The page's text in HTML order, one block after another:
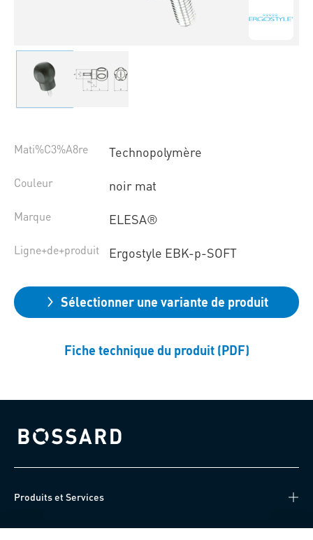
Mati%C3%A8re Technopolymère
Couleur noir mat
Marque ELESA®
Ligne+de+produit Ergostyle EBK-p-SOFT
Sélectionner une variante de produit
Fiche technique du produit (PDF)
Bossard homepage
Produits et Services
Centre de connaissances